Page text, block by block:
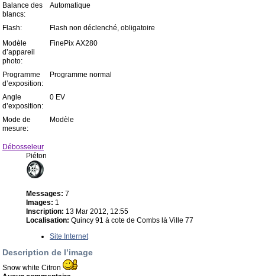
Balance des
blancs:
Automatique
Flash:
Flash non déclenché, obligatoire
Modèle
d’appareil
photo:
FinePix AX280
Programme
d’exposition:
Programme normal
Angle
d’exposition:
0 EV
Mode de
mesure:
Modèle
Débosseleur
Piéton
Messages: 7
Images: 1
Inscription: 13 Mar 2012, 12:55
Localisation: Quincy 91 à cote de Combs là Ville 77
Site Internet
Description de l’image
Snow white Citron